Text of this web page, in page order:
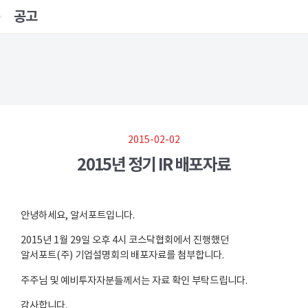
공고
2015-02-02
2015년 정기 IR 배포자료
안녕하세요, 알서포트입니다.
2015년 1월 29일 오후 4시 코스닥협회에서 진행했던
알서포트(주) 기업설명회의 배포자료를 첨부합니다.
주주님 및 예비투자자분들께서는 자료 확인 부탁드립니다.
감사합니다.